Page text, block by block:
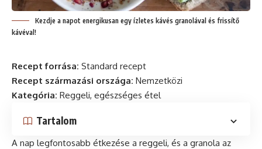
Kezdje a napot energikusan egy ízletes kávés granolával és frissítő
kávéval!
Recept forrása: Standard recept
Recept származási országa: Nemzetközi
Kategória: Reggeli, egészséges étel
Tartalom
A nap legfontosabb étkezése a reggeli, és a granola az